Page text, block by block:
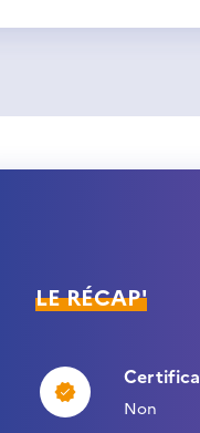
LE RÉCAP'
Non